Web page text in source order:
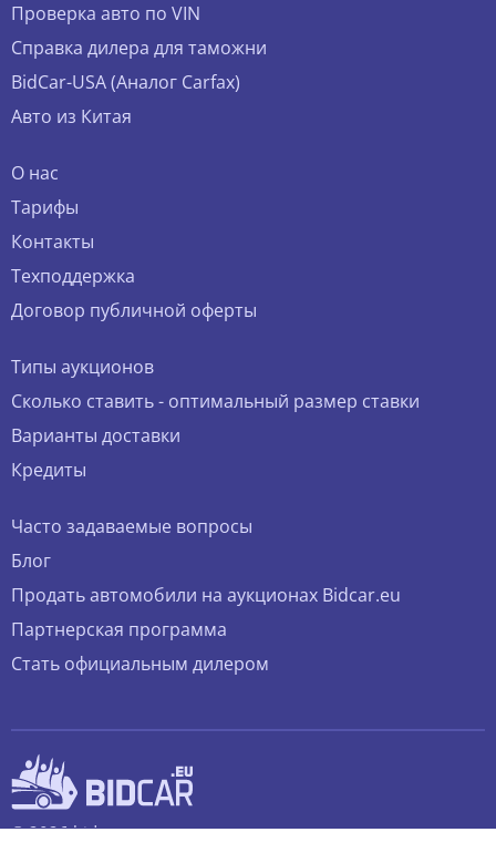
Проверка авто по VIN
Справка дилера для таможни
BidCar-USA (Аналог Carfax)
Авто из Китая
О нас
Тарифы
Контакты
Техподдержка
Договор публичной оферты
Типы аукционов
Сколько ставить - оптимальный размер ставки
Варианты доставки
Кредиты
Часто задаваемые вопросы
Блог
Продать автомобили на аукционах Bidcar.eu
Партнерская программа
Стать официальным дилером
© 2026 bidcar.eu